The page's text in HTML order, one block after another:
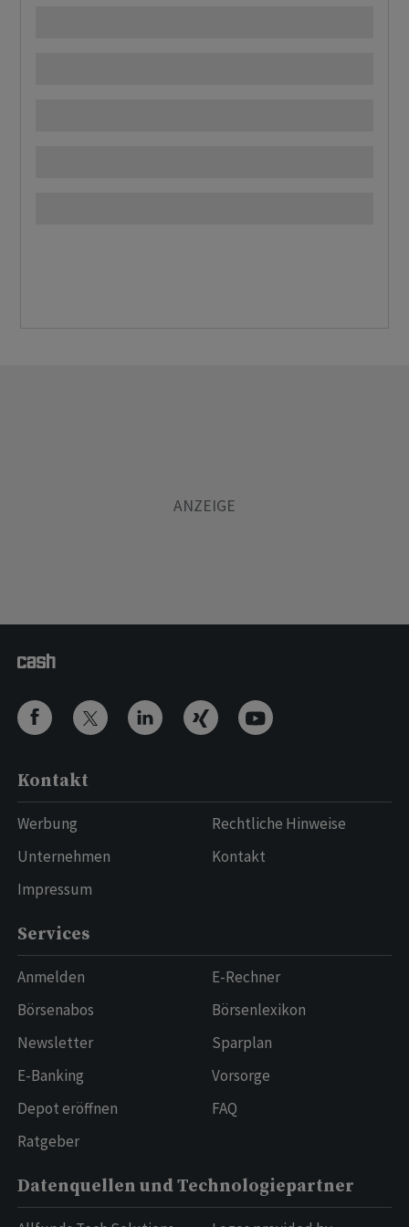
Kontakt
Werbung
Unternehmen
Impressum
Rechtliche Hinweise
Kontakt
Services
Anmelden
Börsenabos
Newsletter
E-Banking
Depot eröffnen
Ratgeber
E-Rechner
Börsenlexikon
Sparplan
Vorsorge
FAQ
Datenquellen und Technologiepartner